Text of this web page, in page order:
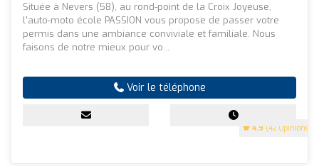
4.9 (42 Opinions)
Située à Nevers (58), au rond-point de la Croix Joyeuse,
l'auto-moto école PASSION vous propose de passer votre
permis dans une ambiance conviviale et familiale. Nous
faisons de notre mieux pour vo...
Voir le téléphone